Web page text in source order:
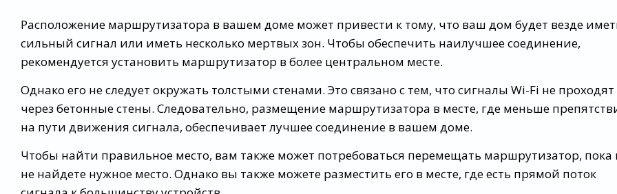
Расположение маршрутизатора в вашем доме может привести к тому, что ваш дом будет везде
сильный сигнал или иметь несколько мертвых зон. Чтобы обеспечить наилучшее соединение,
рекомендуется установить маршрутизатор в более центральном месте.
Однако его не следует окружать толстыми стенами. Это связано с тем, что сигналы Wi-Fi не проходят
через бетонные стены. Следовательно, размещение маршрутизатора в месте, где меньше
на пути движения сигнала, обеспечивает лучшее соединение в вашем доме.
Чтобы найти правильное место, вам также может потребоваться перемещать маршрутизатор, пока
не найдете нужное место. Однако вы также можете разместить его в месте, где есть прямой поток